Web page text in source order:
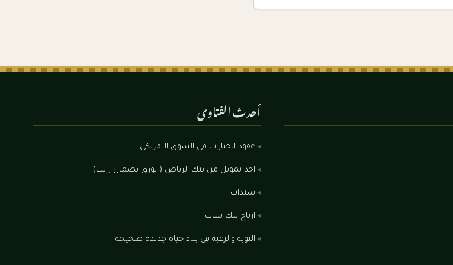
أحدث الفتاوى
عقود الخيارات في السوق الامريكي
اخذ تمويل من بنك الرياض ( تورق بضمان راتب)
سندات
ارباح بنك ساب
التوبة والرغبة فى بناء حياة جديدة صحيحة